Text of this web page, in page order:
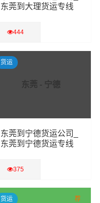
东莞到大理货运专线
444
查看详细
东莞 - 宁德
东莞到宁德货运公司_
东莞到宁德货运专线
375
查看详细
货运
货运 荐